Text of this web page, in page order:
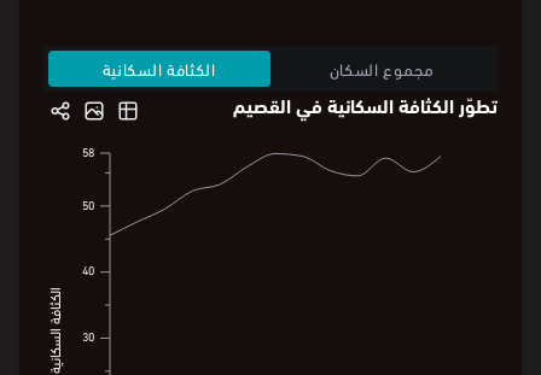
مجموع السكان الكثافة السكانية
تطوّر الكثافة السكانية في القصيم
58
50
40
30 الكثافة السكانية
58
50
40
30 الكثافة السكانية